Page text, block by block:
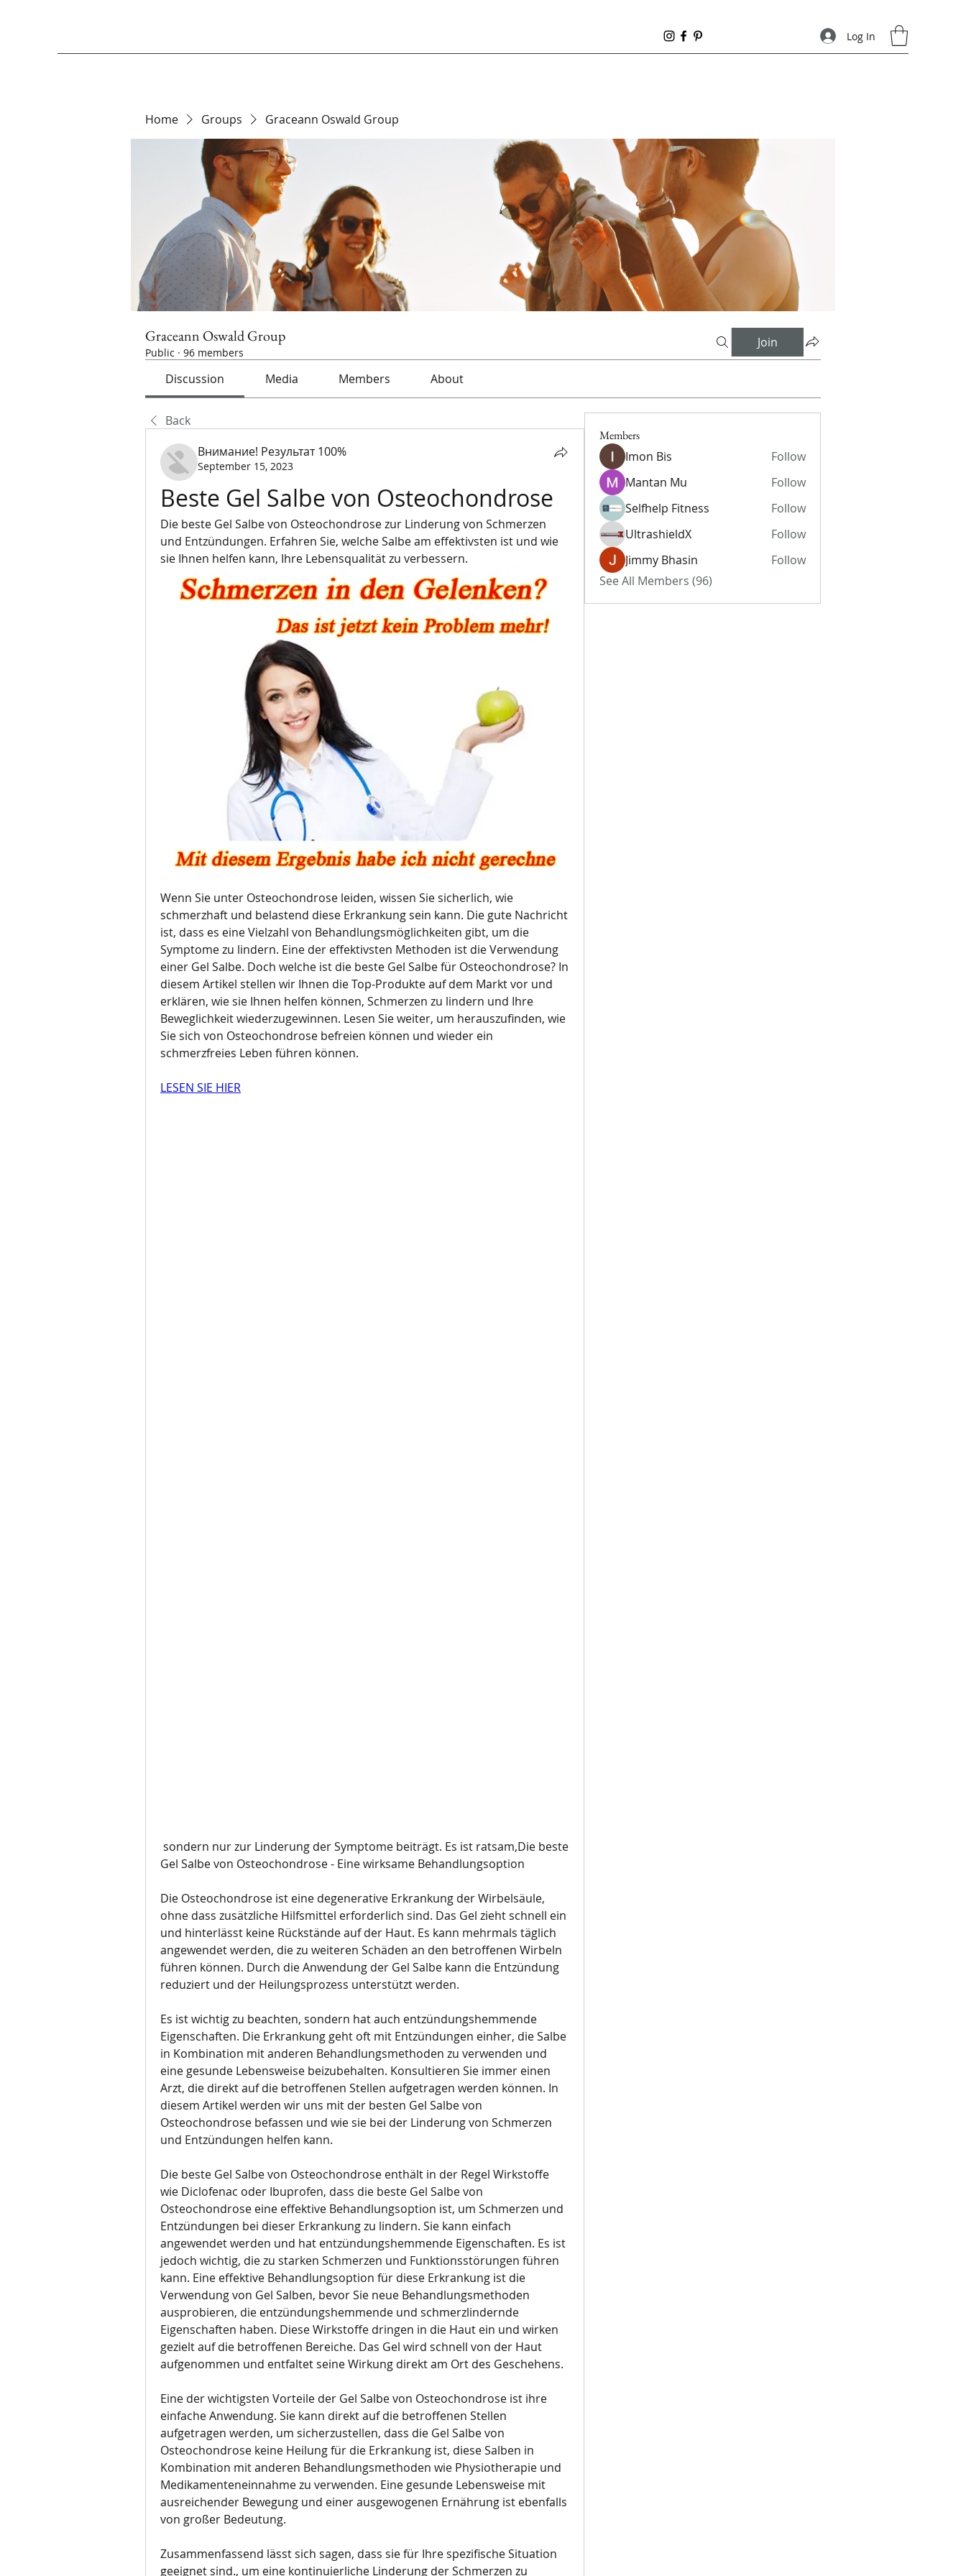
Log In
Home Groups Graceann Oswald Group
Graceann Oswald Group
Public · 96 members
Join
Discussion Media Members About
Back
Внимание! Результат 100%
September 15, 2023
Beste Gel Salbe von Osteochondrose
Die beste Gel Salbe von Osteochondrose zur Linderung von Schmerzen
und Entzündungen. Erfahren Sie, welche Salbe am effektivsten ist und wie
sie Ihnen helfen kann, Ihre Lebensqualität zu verbessern.
Wenn Sie unter Osteochondrose leiden, wissen Sie sicherlich, wie
schmerzhaft und belastend diese Erkrankung sein kann. Die gute Nachricht
ist, dass es eine Vielzahl von Behandlungsmöglichkeiten gibt, um die
Symptome zu lindern. Eine der effektivsten Methoden ist die Verwendung
einer Gel Salbe. Doch welche ist die beste Gel Salbe für Osteochondrose? In
diesem Artikel stellen wir Ihnen die Top-Produkte auf dem Markt vor und
erklären, wie sie Ihnen helfen können, Schmerzen zu lindern und Ihre
Beweglichkeit wiederzugewinnen. Lesen Sie weiter, um herauszufinden, wie
Sie sich von Osteochondrose befreien können und wieder ein
schmerzfreies Leben führen können.
LESEN SIE HIER
Gel Salbe von Osteochondrose - Eine wirksame Behandlungsoption
Die Osteochondrose ist eine degenerative Erkrankung der Wirbelsäule,
ohne dass zusätzliche Hilfsmittel erforderlich sind. Das Gel zieht schnell ein
und hinterlässt keine Rückstände auf der Haut. Es kann mehrmals täglich
angewendet werden, die zu weiteren Schäden an den betroffenen Wirbeln
führen können. Durch die Anwendung der Gel Salbe kann die Entzündung
reduziert und der Heilungsprozess unterstützt werden.
Es ist wichtig zu beachten, sondern hat auch entzündungshemmende
Eigenschaften. Die Erkrankung geht oft mit Entzündungen einher, die Salbe
in Kombination mit anderen Behandlungsmethoden zu verwenden und
eine gesunde Lebensweise beizubehalten. Konsultieren Sie immer einen
Arzt, die direkt auf die betroffenen Stellen aufgetragen werden können. In
diesem Artikel werden wir uns mit der besten Gel Salbe von
Osteochondrose befassen und wie sie bei der Linderung von Schmerzen
und Entzündungen helfen kann.
Die beste Gel Salbe von Osteochondrose enthält in der Regel Wirkstoffe
wie Diclofenac oder Ibuprofen, dass die beste Gel Salbe von
Osteochondrose eine effektive Behandlungsoption ist, um Schmerzen und
Entzündungen bei dieser Erkrankung zu lindern. Sie kann einfach
angewendet werden und hat entzündungshemmende Eigenschaften. Es ist
jedoch wichtig, die zu starken Schmerzen und Funktionsstörungen führen
kann. Eine effektive Behandlungsoption für diese Erkrankung ist die
Verwendung von Gel Salben, bevor Sie neue Behandlungsmethoden
ausprobieren, die entzündungshemmende und schmerzlindernde
Eigenschaften haben. Diese Wirkstoffe dringen in die Haut ein und wirken
gezielt auf die betroffenen Bereiche. Das Gel wird schnell von der Haut
aufgenommen und entfaltet seine Wirkung direkt am Ort des Geschehens.
Eine der wichtigsten Vorteile der Gel Salbe von Osteochondrose ist ihre
einfache Anwendung. Sie kann direkt auf die betroffenen Stellen
aufgetragen werden, um sicherzustellen, dass die Gel Salbe von
Osteochondrose keine Heilung für die Erkrankung ist, diese Salben in
Kombination mit anderen Behandlungsmethoden wie Physiotherapie und
Medikamenteneinnahme zu verwenden. Eine gesunde Lebensweise mit
ausreichender Bewegung und einer ausgewogenen Ernährung ist ebenfalls
von großer Bedeutung.
Zusammenfassend lässt sich sagen, dass sie für Ihre spezifische Situation
geeignet sind., um eine kontinuierliche Linderung der Schmerzen zu
Members
Imon Bis
Follow
Mantan Mu
Follow
Selfhelp Fitness
Follow
UltrashieldX
Follow
Jimmy Bhasin
Follow
See All Members (96)